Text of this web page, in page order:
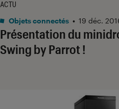
Présentation du
Swing by Parrot !
ACTU
Objets connectés • 19 déc.